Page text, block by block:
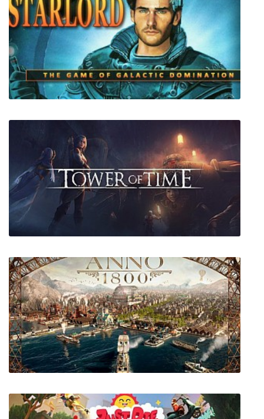
We Happy Few + все DLC
Starlord
Tower of Time